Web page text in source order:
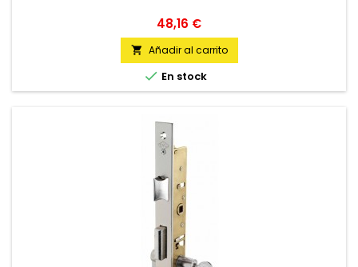
Precio
48,16 €
 Añadir al carrito
 En stock